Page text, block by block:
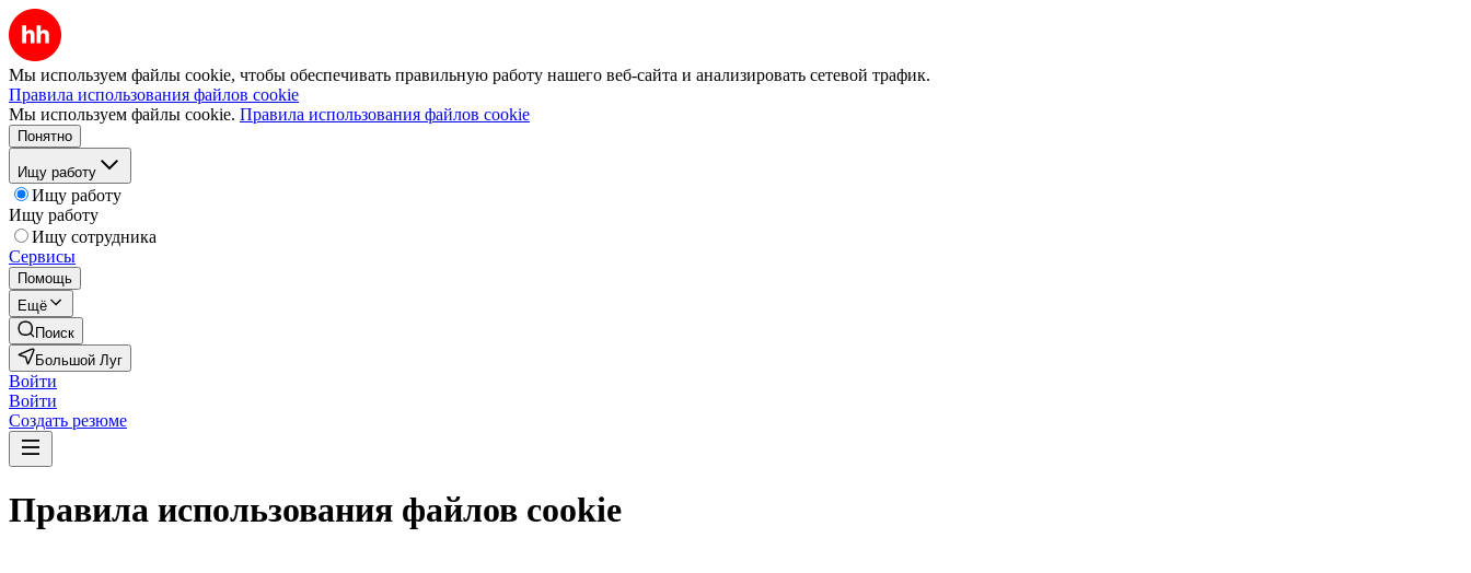
Мы используем файлы cookie, чтобы обеспечивать правильную работу нашего веб-сайта и анализировать сетевой трафик.
Правила использования файлов cookie
Мы используем файлы cookie. Правила использования файлов cookie
Понятно
Ищу работу
Ищу работу
Ищу работу
Ищу сотрудника
Сервисы
Помощь
Ещё
Поиск
Большой Луг
Войти
Войти
Создать резюме
Правила использования файлов cookie